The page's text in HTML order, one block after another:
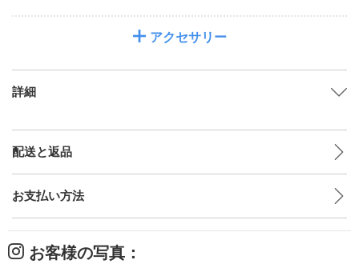
アクセサリー
詳細
配送と返品
お支払い方法
お客様の写真：